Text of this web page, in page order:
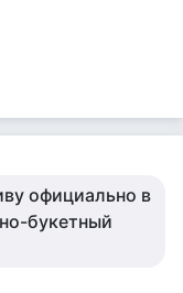
официально в
букетный